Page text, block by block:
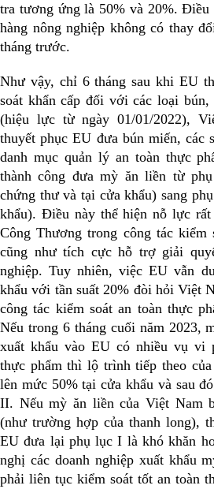
tra tương ứng là 50% và 20%. Điều
hàng nông nghiệp không có thay
tháng trước.
Như vậy, chỉ 6 tháng sau khi EU
soát khẩn cấp đối với các loại
(hiệu lực từ ngày 01/01/2022),
thuyết phục EU đưa bún miến, các
danh mục quản lý an toàn thực
thành công đưa mỳ ăn liền từ
chứng thư và tại cửa khẩu) sang
khẩu). Điều này thể hiện nỗ lực
Công Thương trong công tác kiểm
cũng như tích cực hỗ trợ giải
nghiệp. Tuy nhiên, việc EU vẫn
khẩu với tần suất 20% đòi hỏi Việt
công tác kiểm soát an toàn thực
Nếu trong 6 tháng cuối năm 2023,
xuất khẩu vào EU có nhiều vụ vi
thực phẩm thì lộ trình tiếp theo
lên mức 50% tại cửa khẩu và sau
II. Nếu mỳ ăn liền của Việt Nam
(như trường hợp của thanh long),
EU đưa lại phụ lục I là khó khăn
nghị các doanh nghiệp xuất khẩu
phải liên tục kiểm soát tốt an toàn